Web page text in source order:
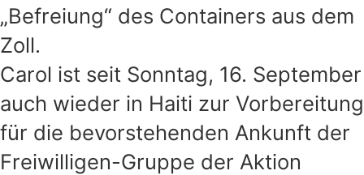
„Befreiung“ des Containers aus dem
Zoll.
Carol ist seit Sonntag, 16. September
auch wieder in Haiti zur Vorbereitung
für die bevorstehenden Ankunft der
Freiwilligen-Gruppe der Aktion